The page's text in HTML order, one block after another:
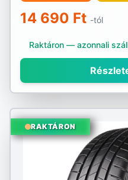
14 690 Ft -tól
Raktáron — azonnali
RAKTÁRON